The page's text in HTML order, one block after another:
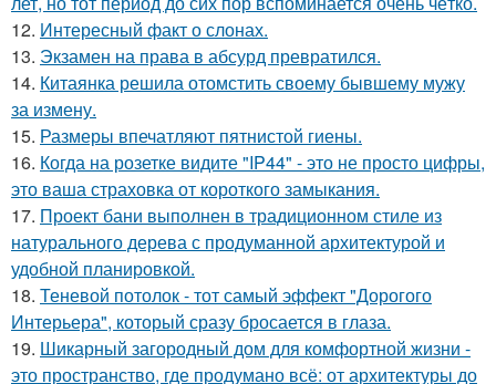
12. Интересный факт о слонах.
13. Экзамен на права в абсурд превратился.
14. Китаянка решила отомстить своему бывшему мужу
за измену.
15. Размеры впечатляют пятнистой гиены.
16. Когда на розетке видите "IP44" - это не просто цифры,
это ваша страховка от короткого замыкания.
17. Проект бани выполнен в традиционном стиле из
натурального дерева с продуманной архитектурой и
удобной планировкой.
18. Теневой потолок - тот самый эффект "Дорогого
Интерьера", который сразу бросается в глаза.
19. Шикарный загородный дом для комфортной жизни -
это пространство, где продумано всё: от архитектуры до